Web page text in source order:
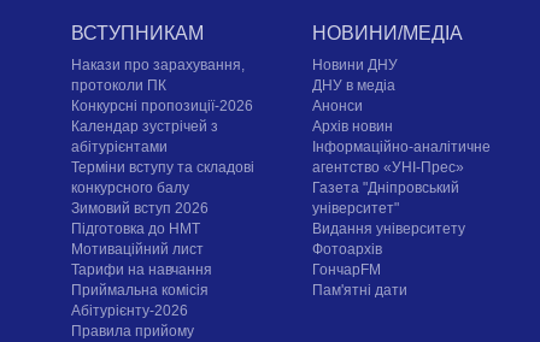
ВСТУПНИКАМ
Накази про зарахування,
протоколи ПК
Конкурсні пропозиції-2026
Календар зустрічей з
абітурієнтами
Терміни вступу та складові
конкурсного балу
Зимовий вступ 2026
Підготовка до НМТ
Мотиваційний лист
Тарифи на навчання
Приймальна комісія
Абітурієнту-2026
Правила прийому
НОВИНИ/МЕДІА
Новини ДНУ
ДНУ в медіа
Анонси
Архів новин
Інформаційно-аналітичне
агентство «УНІ-Прес»
Газета "Дніпровський
університет"
Видання університету
Фотоархів
ГончарFM
Пам'ятні дати